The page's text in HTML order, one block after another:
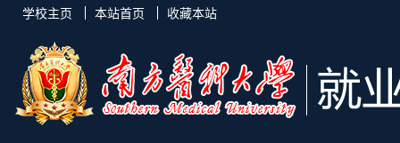
学校主页 本站首页 收藏本站